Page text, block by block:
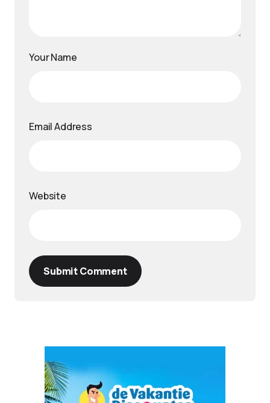
Your Name
Email Address
Website
Submit Comment